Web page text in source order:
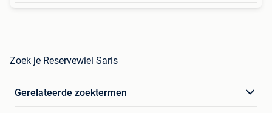
Zoek je Reservewiel Saris
Gerelateerde zoektermen